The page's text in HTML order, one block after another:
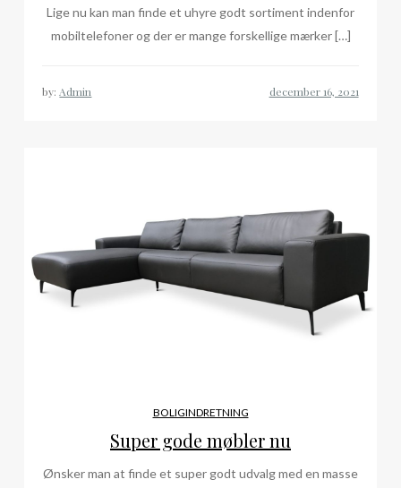
Lige nu kan man finde et uhyre godt sortiment indenfor
mobiltelefoner og der er mange forskellige mærker […]
by:Admin
BOLIGINDRETNING
Super gode møbler nu
Ønsker man at finde et super godt udvalg med en masse